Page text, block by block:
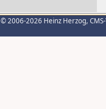
© 2006-2026 Heinz Herzog,